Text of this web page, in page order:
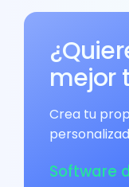
mejor
Crea tu
Software